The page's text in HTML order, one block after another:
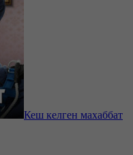
Кеш келген махаббат